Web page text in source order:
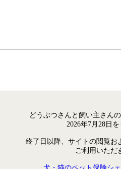
どうぶつさんと飼い主さん
2026年7月28日
終了日以降、サイトの閲覧お
ご利用いただ